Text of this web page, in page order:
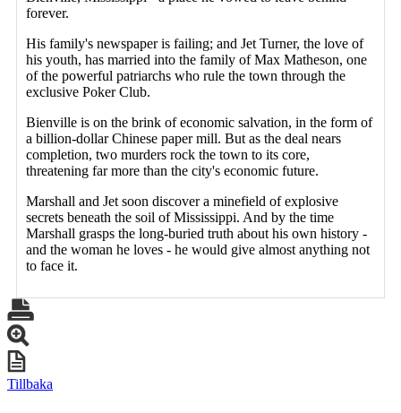
forever.
His family's newspaper is failing; and Jet Turner, the love of
his youth, has married into the family of Max Matheson, one
of the powerful patriarchs who rule the town through the
exclusive Poker Club.
Bienville is on the brink of economic salvation, in the form of
a billion-dollar Chinese paper mill. But as the deal nears
completion, two murders rock the town to its core,
threatening far more than the city's economic future.
Marshall and Jet soon discover a minefield of explosive
secrets beneath the soil of Mississippi. And by the time
Marshall grasps the long-buried truth about his own history -
and the woman he loves - he would give almost anything not
to face it.
Tillbaka